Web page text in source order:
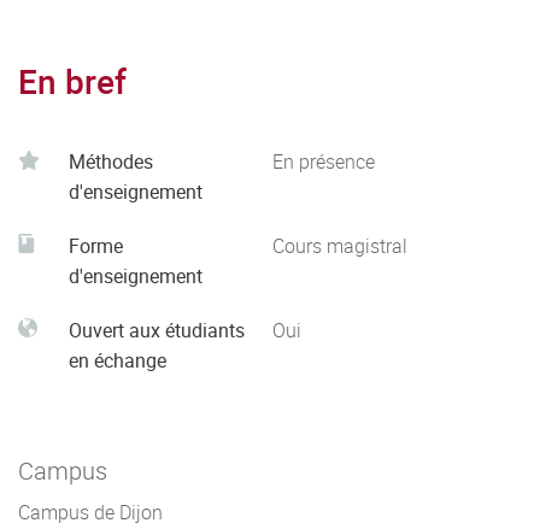
En bref
Méthodes
d'enseignement
En présence
Forme
d'enseignement
Cours magistral
Ouvert aux étudiants
en échange
Oui
Campus
Campus de Dijon